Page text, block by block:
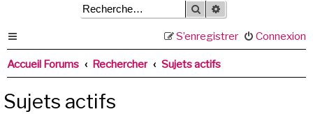
Rechercher
Connexion
S’enregistrer
Accueil Forums Rechercher Sujets actifs
Sujets actifs